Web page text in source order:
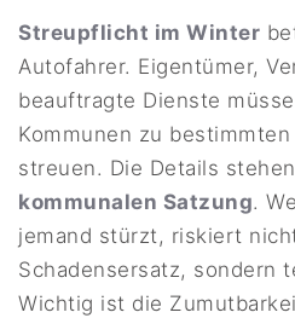
Streupflicht im Winter
Autofahrer. Eigentümer,
beauftragte Dienste
Kommunen zu
streuen. Die Details
kommunalen Satzung.
jemand stürzt, riskiert
Schadensersatz, sondern
Wichtig ist die